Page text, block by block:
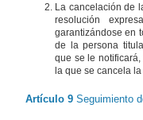
La cancelación de
resolución
garantizándose en
de la persona
que se le
la que se cancela la
Artículo 9 Seguimiento